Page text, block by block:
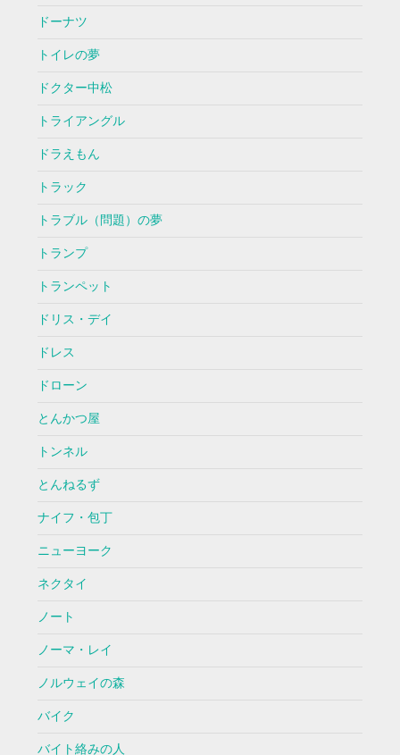
ドーナツ
トイレの夢
ドクター中松
トライアングル
ドラえもん
トラック
トラブル（問題）の夢
トランプ
トランペット
ドリス・デイ
ドレス
ドローン
とんかつ屋
トンネル
とんねるず
ナイフ・包丁
ニューヨーク
ネクタイ
ノート
ノーマ・レイ
ノルウェイの森
バイク
バイト絡みの人